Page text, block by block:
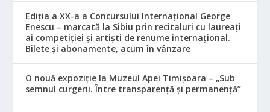
Ediția a XX-a a Concursului Internațional George
Enescu – marcată la Sibiu prin recitaluri cu laureați
ai competiției și artiști de renume internațional.
Bilete și abonamente, acum în vânzare
O nouă expoziție la Muzeul Apei Timișoara – „Sub
semnul curgerii. Între transparență și permanență”